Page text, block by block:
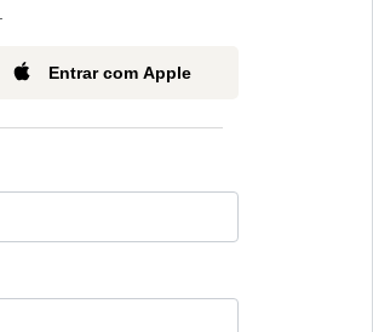
Entrar com Apple